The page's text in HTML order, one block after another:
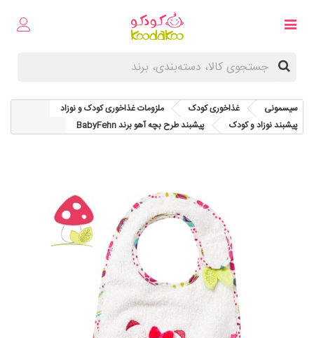
سیسمونی غذاخوری کودک
ملزومات غذاخوری کودک و نوزاد
پيشبند نوزاد و کودک
پیشبند طرح بچه آهو برند BabyFehn